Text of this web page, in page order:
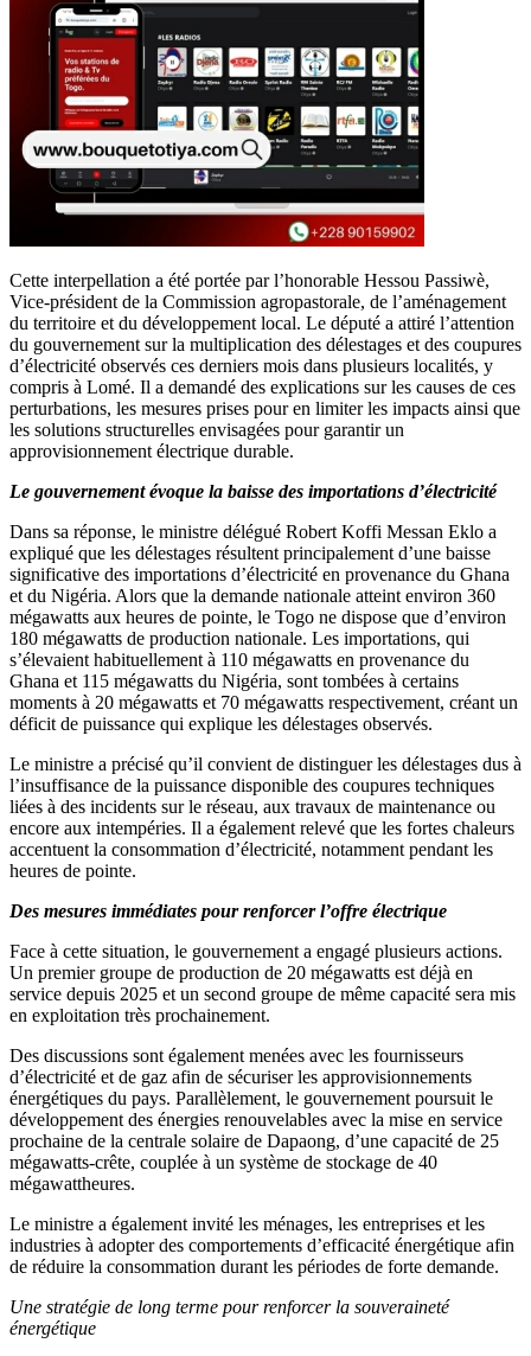
Cette interpellation a été portée par l’honorable Hessou Passiwè,
Vice-président de la Commission agropastorale, de l’aménagement
du territoire et du développement local. Le député a attiré l’attention
du gouvernement sur la multiplication des délestages et des coupures
d’électricité observés ces derniers mois dans plusieurs localités, y
compris à Lomé. Il a demandé des explications sur les causes de ces
perturbations, les mesures prises pour en limiter les impacts ainsi que
les solutions structurelles envisagées pour garantir un
approvisionnement électrique durable.
Le gouvernement évoque la baisse des importations d’électricité
Dans sa réponse, le ministre délégué Robert Koffi Messan Eklo a
expliqué que les délestages résultent principalement d’une baisse
significative des importations d’électricité en provenance du Ghana
et du Nigéria. Alors que la demande nationale atteint environ 360
mégawatts aux heures de pointe, le Togo ne dispose que d’environ
180 mégawatts de production nationale. Les importations, qui
s’élevaient habituellement à 110 mégawatts en provenance du
Ghana et 115 mégawatts du Nigéria, sont tombées à certains
moments à 20 mégawatts et 70 mégawatts respectivement, créant un
déficit de puissance qui explique les délestages observés.
Le ministre a précisé qu’il convient de distinguer les délestages dus à
l’insuffisance de la puissance disponible des coupures techniques
liées à des incidents sur le réseau, aux travaux de maintenance ou
encore aux intempéries. Il a également relevé que les fortes chaleurs
accentuent la consommation d’électricité, notamment pendant les
heures de pointe.
Des mesures immédiates pour renforcer l’offre électrique
Face à cette situation, le gouvernement a engagé plusieurs actions.
Un premier groupe de production de 20 mégawatts est déjà en
service depuis 2025 et un second groupe de même capacité sera mis
en exploitation très prochainement.
Des discussions sont également menées avec les fournisseurs
d’électricité et de gaz afin de sécuriser les approvisionnements
énergétiques du pays. Parallèlement, le gouvernement poursuit le
développement des énergies renouvelables avec la mise en service
prochaine de la centrale solaire de Dapaong, d’une capacité de 25
mégawatts-crête, couplée à un système de stockage de 40
mégawattheures.
Le ministre a également invité les ménages, les entreprises et les
industries à adopter des comportements d’efficacité énergétique afin
de réduire la consommation durant les périodes de forte demande.
Une stratégie de long terme pour renforcer la souveraineté
énergétique